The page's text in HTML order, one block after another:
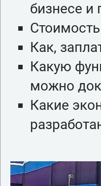
бизнесе и
Как,
Какую
можно
Какие